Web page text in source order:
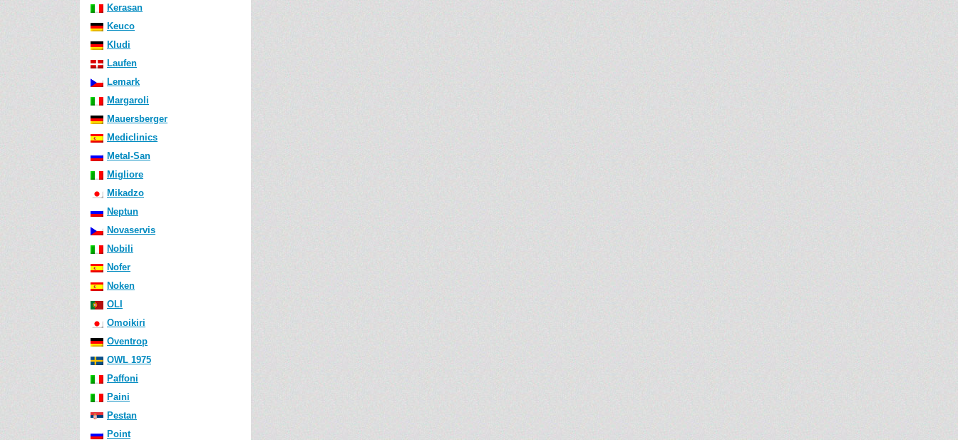
Kerasan
Keuco
Kludi
Laufen
Lemark
Margaroli
Mauersberger
Mediclinics
Metal-San
Migliore
Mikadzo
Neptun
Novaservis
Nobili
Nofer
Noken
OLI
Omoikiri
Oventrop
OWL 1975
Paffoni
Paini
Pestan
Point